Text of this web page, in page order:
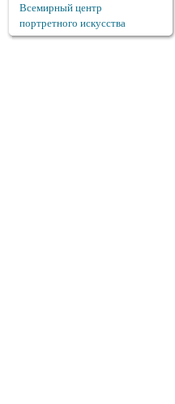
Всемирный центр
портретного искусства